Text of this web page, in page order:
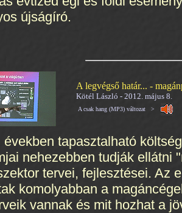
újságíró.
A legvégső határ... -
Kötél László - 2012. május 8.
A csak hang (MP3) változat >
években tapasztalható
nehezebben tudják ellátni
tervei, fejlesztései. Az
komolyabban a
vannak és mit hozhat a